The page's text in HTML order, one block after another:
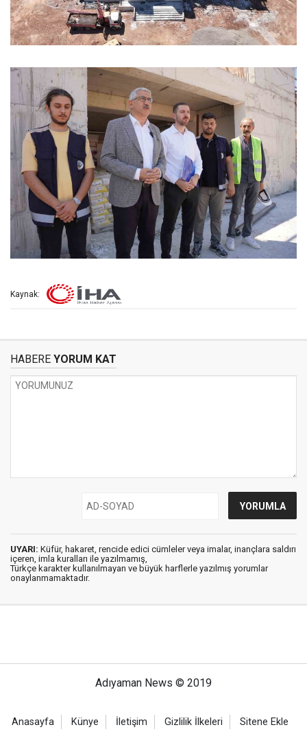
Kaynak:
HABERE YORUM KAT
UYARI: Küfür, hakaret, rencide edici cümleler veya imalar, inançlara saldırı
içeren, imla kuralları ile yazılmamış,
Türkçe karakter kullanılmayan ve büyük harflerle yazılmış yorumlar
onaylanmamaktadır.
Adıyaman News © 2019
Anasayfa Künye İletişim Gizlilik İlkeleri Sitene Ekle